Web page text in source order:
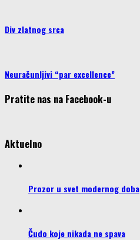
Div zlatnog srca
Neuračunljivi “par excellence”
Pratite nas na Facebook-u
Aktuelno
Prozor u svet modernog doba
Čudo koje nikada ne spava